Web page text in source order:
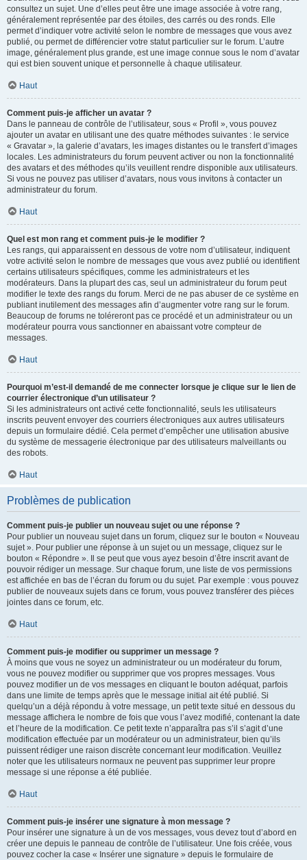
consultez un sujet. Une d’elles peut être une image associée à votre rang,
généralement représentée par des étoiles, des carrés ou des ronds. Elle
permet d’indiquer votre activité selon le nombre de messages que vous avez
publié, ou permet de différencier votre statut particulier sur le forum. L’autre
image, généralement plus grande, est une image connue sous le nom d’avatar
qui est bien souvent unique et personnelle à chaque utilisateur.
Haut
Comment puis-je afficher un avatar ?
Dans le panneau de contrôle de l’utilisateur, sous « Profil », vous pouvez
ajouter un avatar en utilisant une des quatre méthodes suivantes : le service
« Gravatar », la galerie d’avatars, les images distantes ou le transfert d’images
locales. Les administrateurs du forum peuvent activer ou non la fonctionnalité
des avatars et des méthodes qu’ils veuillent rendre disponible aux utilisateurs.
Si vous ne pouvez pas utiliser d’avatars, nous vous invitons à contacter un
administrateur du forum.
Haut
Quel est mon rang et comment puis-je le modifier ?
Les rangs, qui apparaissent en dessous de votre nom d’utilisateur, indiquent
votre activité selon le nombre de messages que vous avez publié ou identifient
certains utilisateurs spécifiques, comme les administrateurs et les
modérateurs. Dans la plupart des cas, seul un administrateur du forum peut
modifier le texte des rangs du forum. Merci de ne pas abuser de ce système en
publiant inutilement des messages afin d’augmenter votre rang sur le forum.
Beaucoup de forums ne toléreront pas ce procédé et un administrateur ou un
modérateur pourra vous sanctionner en abaissant votre compteur de
messages.
Haut
Pourquoi m’est-il demandé de me connecter lorsque je clique sur le lien de
courrier électronique d’un utilisateur ?
Si les administrateurs ont activé cette fonctionnalité, seuls les utilisateurs
inscrits peuvent envoyer des courriers électroniques aux autres utilisateurs
depuis un formulaire dédié. Cela permet d’empêcher une utilisation abusive
du système de messagerie électronique par des utilisateurs malveillants ou
des robots.
Haut
Problèmes de publication
Comment puis-je publier un nouveau sujet ou une réponse ?
Pour publier un nouveau sujet dans un forum, cliquez sur le bouton « Nouveau
sujet ». Pour publier une réponse à un sujet ou un message, cliquez sur le
bouton « Répondre ». Il se peut que vous ayez besoin d’être inscrit avant de
pouvoir rédiger un message. Sur chaque forum, une liste de vos permissions
est affichée en bas de l’écran du forum ou du sujet. Par exemple : vous pouvez
publier de nouveaux sujets dans ce forum, vous pouvez transférer des pièces
jointes dans ce forum, etc.
Haut
Comment puis-je modifier ou supprimer un message ?
À moins que vous ne soyez un administrateur ou un modérateur du forum,
vous ne pouvez modifier ou supprimer que vos propres messages. Vous
pouvez modifier un de vos messages en cliquant le bouton adéquat, parfois
dans une limite de temps après que le message initial ait été publié. Si
quelqu’un a déjà répondu à votre message, un petit texte situé en dessous du
message affichera le nombre de fois que vous l’avez modifié, contenant la date
et l’heure de la modification. Ce petit texte n’apparaîtra pas s’il s’agit d’une
modification effectuée par un modérateur ou un administrateur, bien qu’ils
puissent rédiger une raison discrète concernant leur modification. Veuillez
noter que les utilisateurs normaux ne peuvent pas supprimer leur propre
message si une réponse a été publiée.
Haut
Comment puis-je insérer une signature à mon message ?
Pour insérer une signature à un de vos messages, vous devez tout d’abord en
créer une depuis le panneau de contrôle de l’utilisateur. Une fois créée, vous
pouvez cocher la case « Insérer une signature » depuis le formulaire de